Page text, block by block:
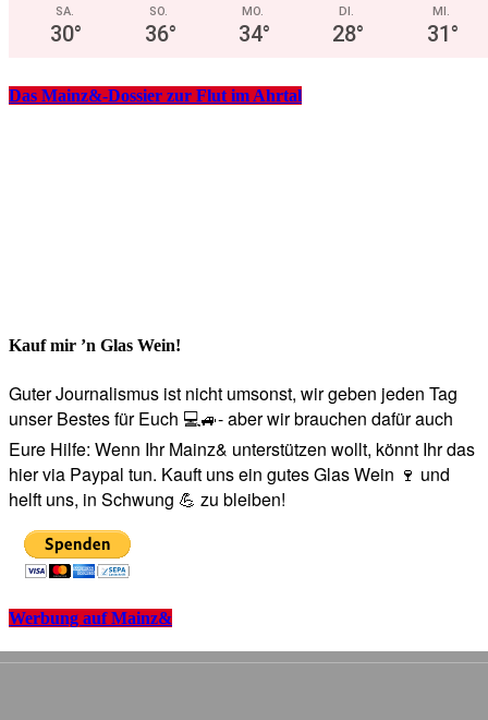
SA.
30°
SO.
36°
MO.
34°
DI.
28°
MI.
31°
Das Mainz&-Dossier zur Flut im Ahrtal
Kauf mir ’n Glas Wein!
Guter Journalismus ist nicht umsonst, wir geben jeden Tag
unser Bestes für Euch 💻🚙- aber wir brauchen dafür auch
Eure Hilfe: Wenn Ihr Mainz& unterstützen wollt, könnt Ihr das
hier via Paypal tun. Kauft uns ein gutes Glas Wein 🍷 und
helft uns, in Schwung 💪 zu bleiben!
Werbung auf Mainz&